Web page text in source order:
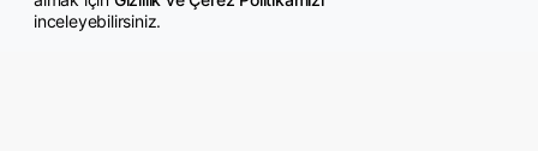
inceleyebilirsiniz.